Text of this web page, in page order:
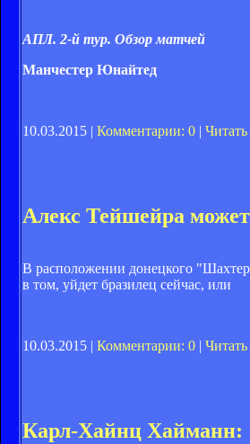
АПЛ. 2-й тур. Обзор матчей
Манчестер Юнайтед
10.03.2015 | Комментарии: 0 |
Алекс Тейшейра
В расположении донецкого
в том, уйдет бразилец сейчас, или
10.03.2015 | Комментарии: 0 |
Карл-Хайнц Хайманн: